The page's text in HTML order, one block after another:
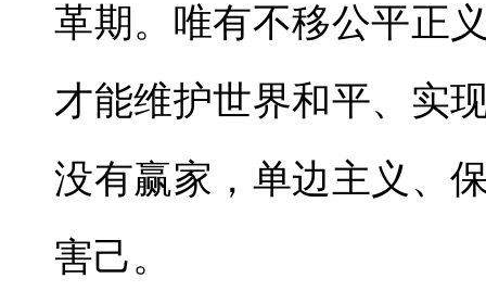
革期。唯有不移公平正
才能维护世界和平、实
没有赢家，单边主义、
害己。